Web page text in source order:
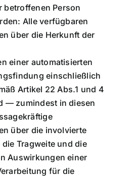
betroffenen Person
Alle verfügbaren
über die Herkunft der
einer automatisierten
einschließlich
Artikel 22 Abs.1 und 4
— zumindest in diesen
über die involvierte
Tragweite und die
Auswirkungen einer
für die